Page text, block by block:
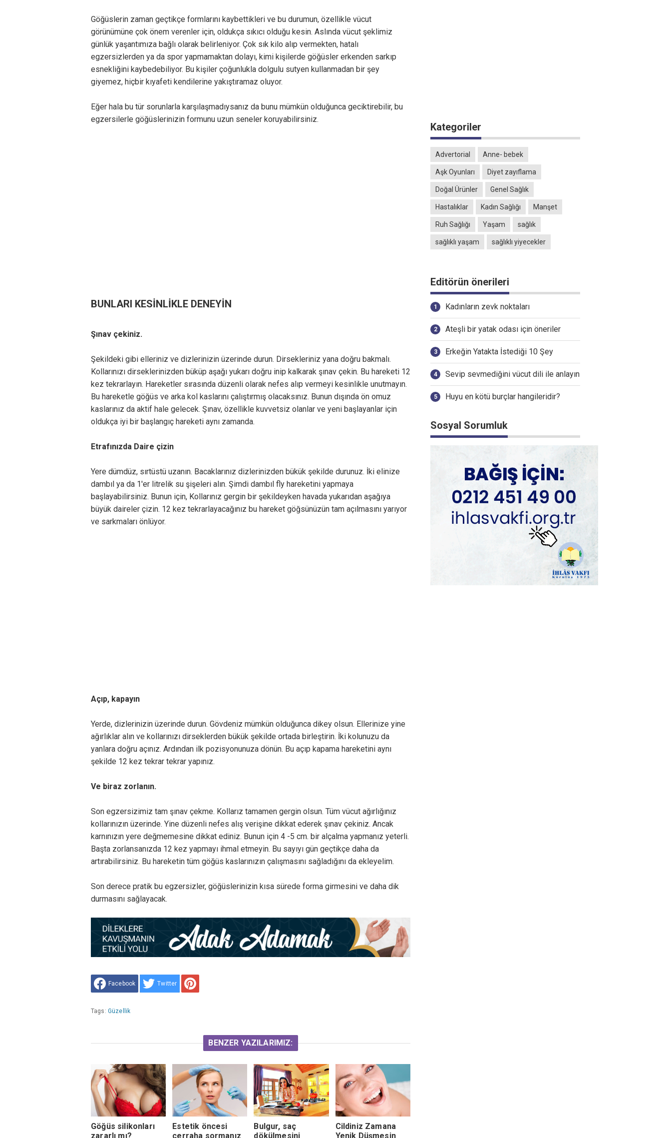
Göğüslerin zaman geçtikçe formlarını kaybettikleri ve bu durumun, özellikle vücut
görünümüne çok önem verenler için, oldukça sıkıcı olduğu kesin. Aslında vücut şeklimiz
günlük yaşantımıza bağlı olarak belirleniyor. Çok sık kilo alıp vermekten, hatalı
egzersizlerden ya da spor yapmamaktan dolayı, kimi kişilerde göğüsler erkenden sarkıp
esnekliğini kaybedebiliyor. Bu kişiler çoğunlukla dolgulu sutyen kullanmadan bir şey
giyemez, hiçbir kıyafeti kendilerine yakıştıramaz oluyor.
Eğer hala bu tür sorunlarla karşılaşmadıysanız da bunu mümkün olduğunca geciktirebilir, bu
egzersilerle göğüslerinizin formunu uzun seneler koruyabilirsiniz.
BUNLARI KESİNLİKLE DENEYİN
Şınav çekiniz.
Şekildeki gibi elleriniz ve dizlerinizin üzerinde durun. Dirsekleriniz yana doğru bakmalı.
Kollarınızı dirseklerinizden büküp aşağı yukarı doğru inip kalkarak şınav çekin. Bu hareketi 12
kez tekrarlayın. Hareketler sırasında düzenli olarak nefes alıp vermeyi kesinlikle unutmayın.
Bu hareketle göğüs ve arka kol kaslarını çalıştırmış olacaksınız. Bunun dışında ön omuz
kaslarınız da aktif hale gelecek. Şınav, özellikle kuvvetsiz olanlar ve yeni başlayanlar için
oldukça iyi bir başlangıç hareketi aynı zamanda.
Etrafınızda Daire çizin
Yere dümdüz, sırtüstü uzanın. Bacaklarınız dizlerinizden bükük şekilde durunuz. İki elinize
dambıl ya da 1'er litrelik su şişeleri alın. Şimdi dambıl fly hareketini yapmaya
başlayabilirsiniz. Bunun için, Kollarınız gergin bir şekildeyken havada yukarıdan aşağıya
büyük daireler çizin. 12 kez tekrarlayacağınız bu hareket göğsünüzün tam açılmasını yarıyor
ve sarkmaları önlüyor.
Açıp, kapayın
Yerde, dizlerinizin üzerinde durun. Gövdeniz mümkün olduğunca dikey olsun. Ellerinize yine
ağırlıklar alın ve kollarınızı dirseklerden bükük şekilde ortada birleştirin. İki kolunuzu da
yanlara doğru açınız. Ardından ilk pozisyonunuza dönün. Bu açıp kapama hareketini aynı
şekilde 12 kez tekrar tekrar yapınız.
Ve biraz zorlanın.
Son egzersizimiz tam şınav çekme. Kollarız tamamen gergin olsun. Tüm vücut ağırlığınız
kollarınızın üzerinde. Yine düzenli nefes alış verişine dikkat ederek şınav çekiniz. Ancak
karnınızın yere değmemesine dikkat ediniz. Bunun için 4 -5 cm. bir alçalma yapmanız yeterli.
Başta zorlansanızda 12 kez yapmayı ihmal etmeyin. Bu sayıyı gün geçtikçe daha da
artırabilirsiniz. Bu hareketin tüm göğüs kaslarınızın çalışmasını sağladığını da ekleyelim.
Son derece pratik bu egzersizler, göğüslerinizin kısa sürede forma girmesini ve daha dik
durmasını sağlayacak.
Facebook Twitter
Tags: Güzellik
BENZER YAZILARIMIZ:
Göğüs silikonları
zararlı mı?
Estetik öncesi
cerraha sormanız
Bulgur, saç
dökülmesini
Cildiniz Zamana
Yenik Düşmesin
Kategoriler
Advertorial Anne- bebek
Aşk Oyunları Diyet zayıflama
Doğal Ürünler Genel Sağlık
Hastalıklar Kadın Sağlığı Manşet
Ruh Sağlığı Yaşam sağlık
sağlıklı yaşam sağlıklı yiyecekler
Editörün önerileri
Kadınların zevk noktaları
Ateşli bir yatak odası için öneriler
Erkeğin Yatakta İstediği 10 Şey
Sevip sevmediğini vücut dili ile anlayın
Huyu en kötü burçlar hangileridir?
Sosyal Sorumluk